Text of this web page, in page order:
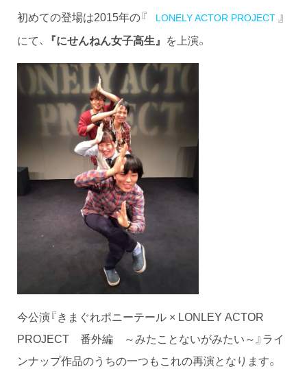
初めての登場は2015年の『 LONELY ACTOR PROJECT 』
にて、
『にせんねん女子高生』 を上演。
今公演『きまぐれポニーテール × LONLEY ACTOR
PROJECT 番外編 ～みたことないがみたい～』ライ
ンナップ作品のうちの一つもこれの再演となります。